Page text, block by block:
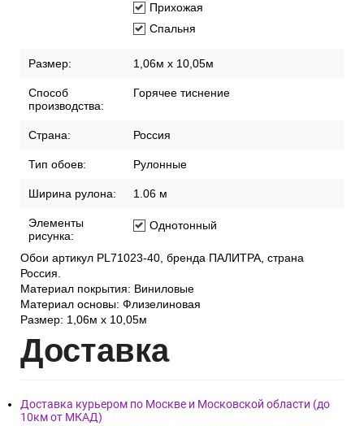
Прихожая
Спальня
Размер: 1,06м х 10,05м
Способ
производства:
Горячее тиснение
Страна: Россия
Тип обоев: Рулонные
Ширина рулона: 1.06 м
Элементы
рисунка:
Однотонный
Обои артикул PL71023-40, бренда ПАЛИТРА, страна
Россия.
Материал покрытия: Виниловые
Материал основы: Флизелиновая
Размер: 1,06м х 10,05м
Доставка
Доставка курьером по Москве и Московской области (до
10км от МКАД)